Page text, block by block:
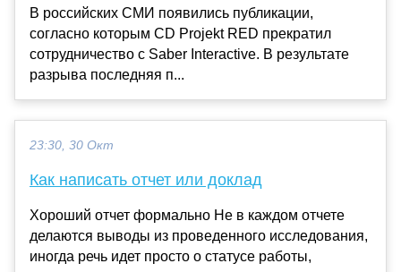
В российских СМИ появились публикации,
согласно которым CD Projekt RED прекратил
сотрудничество с Saber Interactive. В результате
разрыва последняя п...
23:30, 30 Окт
Как написать отчет или доклад
Хороший отчет формально Не в каждом отчете
делаются выводы из проведенного исследования,
иногда речь идет просто о статусе работы,